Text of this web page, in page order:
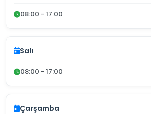
08:00 - 17:00
Salı
08:00 - 17:00
Çarşamba